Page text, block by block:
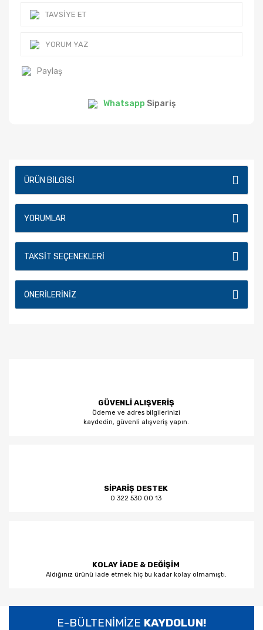
TAVSIYE ET
YORUM YAZ
Paylaş
Whatsapp Sipariş
ÜRÜN BILGISI
YORUMLAR
TAKSIT SEÇENEKLERI
ÖNERILERINIZ
GÜVENLİ ALIŞVERİŞ
Ödeme ve adres bilgilerinizi
kaydedin, güvenli alışveriş yapın.
SİPARİŞ DESTEK
0 322 530 00 13
KOLAY İADE & DEĞİŞİM
Aldığınız ürünü iade etmek hiç bu kadar kolay olmamıştı.
E-BÜLTENİMİZE KAYDOLUN!